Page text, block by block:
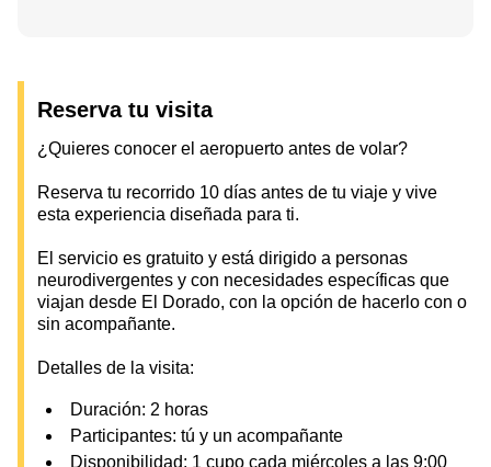
Reserva tu visita
¿Quieres conocer el aeropuerto antes de volar?
Reserva tu recorrido 10 días antes de tu viaje y vive
esta experiencia diseñada para ti.
El servicio es gratuito y está dirigido a personas
neurodivergentes y con necesidades específicas que
viajan desde El Dorado, con la opción de hacerlo con o
sin acompañante.
Detalles de la visita:
Duración: 2 horas
Participantes: tú y un acompañante
Disponibilidad: 1 cupo cada miércoles a las 9:00